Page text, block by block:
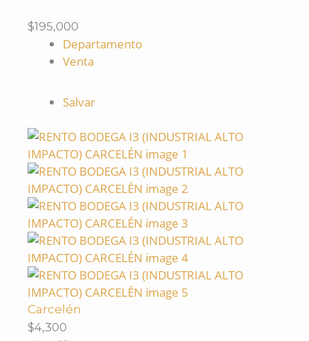
$195,000
Departamento
Venta
Salvar
Carcelén
$4,300